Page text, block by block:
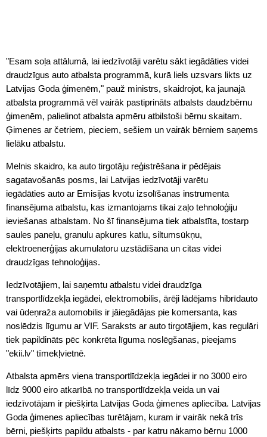
"Esam soļa attālumā, lai iedzīvotāji varētu sākt iegādāties videi
draudzīgus auto atbalsta programmā, kurā liels uzsvars likts uz
Latvijas Goda ģimenēm," pauž ministrs, skaidrojot, ka jaunajā
atbalsta programmā vēl vairāk pastiprināts atbalsts daudzbērnu
ģimenēm, palielinot atbalsta apmēru atbilstoši bērnu skaitam.
Ģimenes ar četriem, pieciem, sešiem un vairāk bērniem saņems
lielāku atbalstu.
Melnis skaidro, ka auto tirgotāju reģistrēšana ir pēdējais
sagatavošanās posms, lai Latvijas iedzīvotāji varētu
iegādāties auto ar Emisijas kvotu izsolīšanas instrumenta
finansējuma atbalstu, kas izmantojams tikai zaļo tehnoloģiju
ieviešanas atbalstam. No šī finansējuma tiek atbalstīta, tostarp
saules paneļu, granulu apkures katlu, siltumsūkņu,
elektroenerģijas akumulatoru uzstādīšana un citas videi
draudzīgas tehnoloģijas.
Iedzīvotājiem, lai saņemtu atbalstu videi draudzīga
transportlīdzekļa iegādei, elektromobilis, ārēji lādējams hibrīdauto
vai ūdeņraža automobilis ir jāiegādājas pie komersanta, kas
noslēdzis līgumu ar VIF. Saraksts ar auto tirgotājiem, kas regulāri
tiek papildināts pēc konkrēta līguma noslēgšanas, pieejams
"ekii.lv" tīmekļvietnē.
Atbalsta apmērs viena transportlīdzekļa iegādei ir no 3000 eiro
līdz 9000 eiro atkarībā no transportlīdzekļa veida un vai
iedzīvotājam ir piešķirta Latvijas Goda ģimenes apliecība. Latvijas
Goda ģimenes apliecības turētājam, kuram ir vairāk nekā trīs
bērni, piešķirts papildu atbalsts - par katru nākamo bērnu 1000